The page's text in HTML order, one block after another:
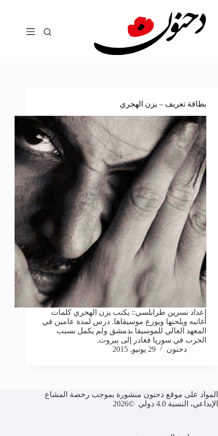
المحتوى
بطاقة تعريف – يزن الهجري
إعداد نسرين طرابلسي:: يكتب يزن الهجري كلمات
أغانيه ويلحنها ويوزع موسيقاها. درس لمدة عامين في
المعهد العالي للموسيقا بدمشق ولم يكمل بسبب
الحرب في سوريا فغادر إلى بيروت.
دحنون
29 يونيو, 2015
المواد على موقع دحنون منشورة بموجب رخصة المشاع
الإبداعي، النسبة 4.0 دولي ©2026